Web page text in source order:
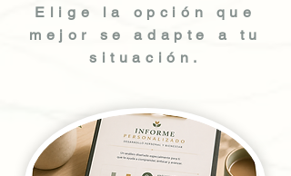
Elige la opción que
mejor se adapte a tu
situación.